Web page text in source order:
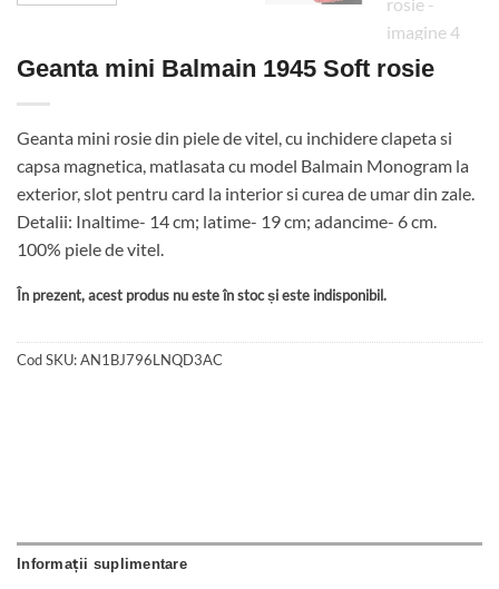
Geanta mini Balmain 1945 Soft rosie
Geanta mini rosie din piele de vitel, cu inchidere clapeta si
capsa magnetica, matlasata cu model Balmain Monogram la
exterior, slot pentru card la interior si curea de umar din zale.
Detalii: Inaltime- 14 cm; latime- 19 cm; adancime- 6 cm.
100% piele de vitel.
În prezent, acest produs nu este în stoc și este indisponibil.
Cod SKU:AN1BJ796LNQD3AC
Informații suplimentare